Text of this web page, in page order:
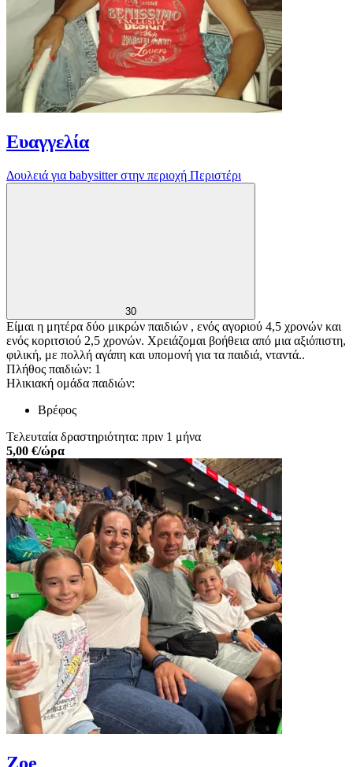
Ευαγγελία
Δουλειά για babysitter στην περιοχή Περιστέρι
30
Είμαι η μητέρα δύο μικρών παιδιών , ενός αγοριού 4,5 χρονών και
ενός κοριτσιού 2,5 χρονών. Χρειάζομαι βοήθεια από μια αξιόπιστη,
φιλική, με πολλή αγάπη και υπομονή για τα παιδιά, νταντά..
Πλήθος παιδιών: 1
Ηλικιακή ομάδα παιδιών:
Βρέφος
Τελευταία δραστηριότητα: πριν 1 μήνα
5,00 €/ώρα